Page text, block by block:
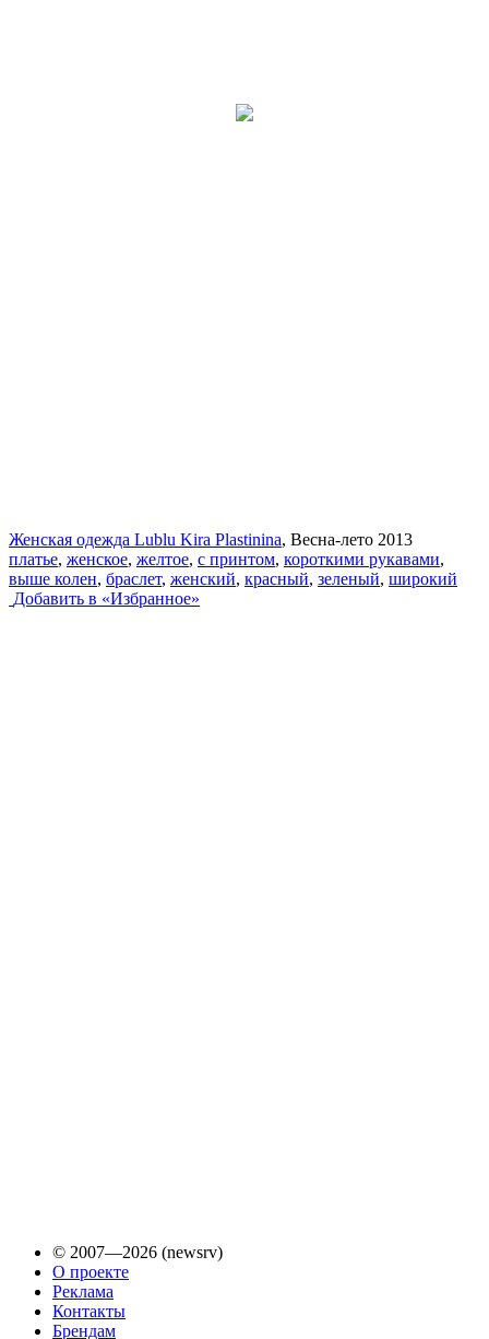
Женская одежда Lublu Kira Plastinina, Весна-лето 2013
платье, женское, желтое, с принтом, короткими рукавами,
выше колен, браслет, женский, красный, зеленый, широкий
Добавить в «Избранное»
© 2007—2026 (newsrv)
О проекте
Реклама
Контакты
Брендам